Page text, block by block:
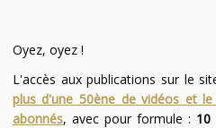
Oyez, oyez !
L'accès aux publications sur le
plus d'une 50ène de vidéos et
abonnés, avec pour formule : 10